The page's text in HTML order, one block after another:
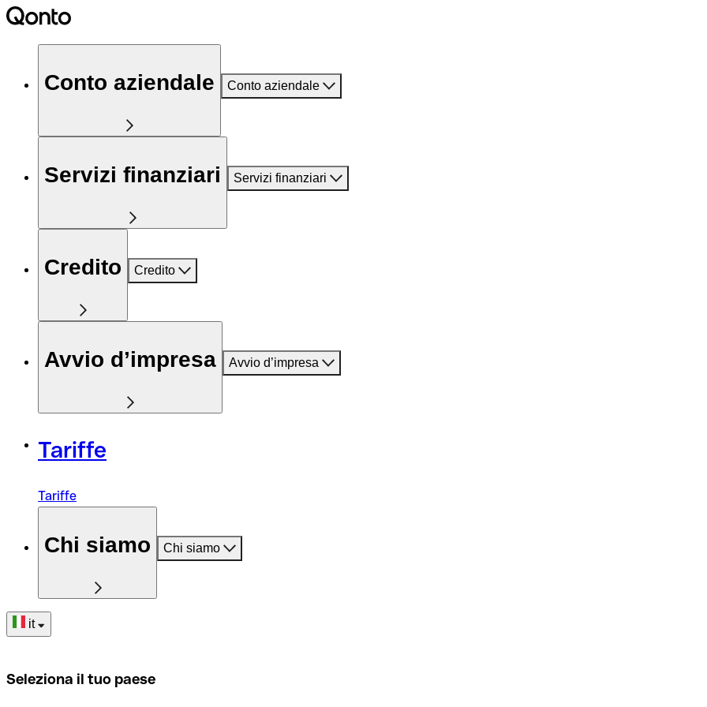
Conto aziendale Conto aziendale
Servizi finanziari Servizi finanziari
Credito Credito
Avvio d’impresa Avvio d’impresa
Tariffe
Tariffe
Chi siamo Chi siamo
it
Seleziona il tuo paese